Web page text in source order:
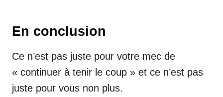
En conclusion
Ce n’est pas juste pour votre mec de
« continuer à tenir le coup » et ce n’est pas
juste pour vous non plus.